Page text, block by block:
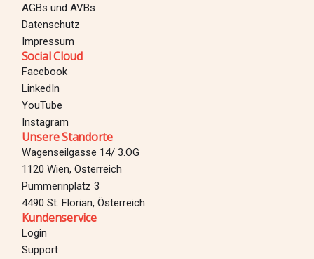
AGBs und AVBs
Datenschutz
Impressum
Social Cloud
Facebook
LinkedIn
YouTube
Instagram
Unsere Standorte
Wagenseilgasse 14/ 3.OG
1120 Wien, Österreich
Pummerinplatz 3
4490 St. Florian, Österreich
Kundenservice
Login
Support